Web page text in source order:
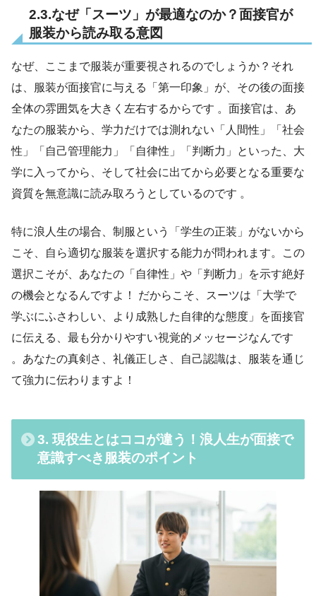
2.3.なぜ「スーツ」が最適なのか？面接官が
服装から読み取る意図
なぜ、ここまで服装が重要視されるのでしょうか？それ
は、服装が面接官に与える「第一印象」が、その後の面接
全体の雰囲気を大きく左右するからです 。面接官は、あ
なたの服装から、学力だけでは測れない「人間性」「社会
性」「自己管理能力」「自律性」「判断力」といった、大
学に入ってから、そして社会に出てから必要となる重要な
資質を無意識に読み取ろうとしているのです 。
特に浪人生の場合、制服という「学生の正装」がないから
こそ、自ら適切な服装を選択する能力が問われます。この
選択こそが、あなたの「自律性」や「判断力」を示す絶好
の機会となるんですよ！ だからこそ、スーツは「大学で
学ぶにふさわしい、より成熟した自律的な態度」を面接官
に伝える、最も分かりやすい視覚的メッセージなんです
。あなたの真剣さ、礼儀正しさ、自己認識は、服装を通じ
て強力に伝わりますよ！
3. 現役生とはココが違う！浪人生が面接で
意識すべき服装のポイント